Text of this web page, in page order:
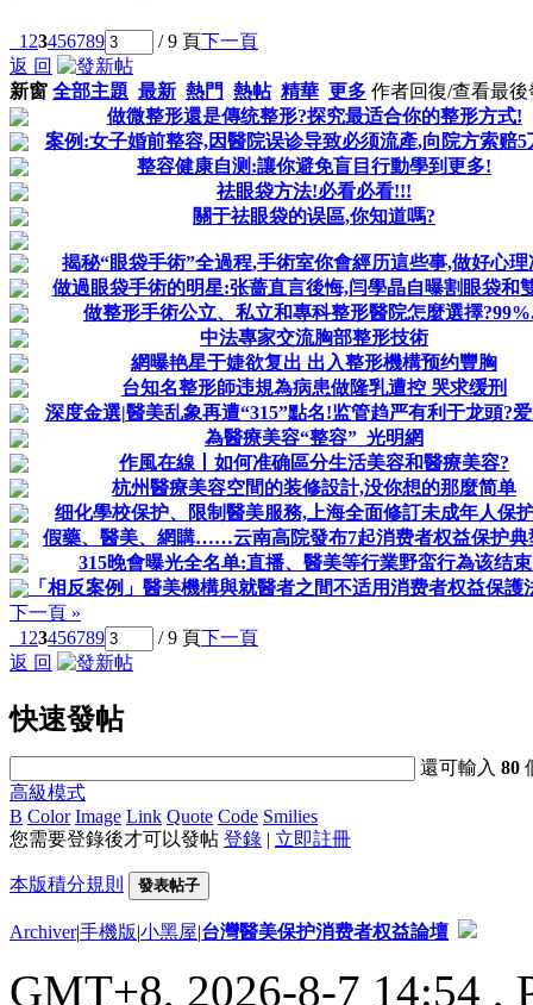
1 23456789 / 9 頁下一頁
返 回
新窗 全部主題 最新 熱門 熱帖 精華 更多 作者回復/查看最後
做微整形還是傳统整形?探究最适合你的整形方式!
案例:女子婚前整容,因醫院误诊导致必须流產,向院方索赔5
整容健康自测:讓你避免盲目行動學到更多!
祛眼袋方法!必看必看!!!
關于祛眼袋的误區,你知道嗎?
揭秘“眼袋手術”全過程,手術室你會經历這些事,做好心理
做過眼袋手術的明星:张蔷直言後悔,闫學晶自曝割眼袋和
做整形手術公立、私立和專科整形醫院怎麼選擇
中法專家交流胸部整形技術
網曝艳星于婕欲复出 出入整形機構预约豐胸
台知名整形師违規為病患做隆乳遭控 哭求缓刑
深度金選|醫美乱象再遭“315”點名!监管趋严有利于龙頭?
為醫療美容“整容”_光明網
作風在線丨如何准确區分生活美容和醫療美容?
杭州醫療美容空間的装修設計,没你想的那麼简单
细化學校保护、限制醫美服務,上海全面修訂未成年人保
假藥、醫美、網購……云南高院發布7起消费者权益保护典
315晚會曝光全名单:直播、醫美等行業野蛮行為该结
「相反案例」醫美機構與就醫者之間不适用消费者权益保護
下一頁 »
1 23456789 / 9 頁下一頁
返 回
快速發帖
還可輸入80
高級模式
B Color Image Link Quote Code Smilies
您需要登錄後才可以發帖 登錄 | 立即註冊
本版積分規則 發表帖子
Archiver|手機版|小黑屋|台灣醫美保护消费者权益論壇
GMT+8, 2026-8-7 14:54 ,